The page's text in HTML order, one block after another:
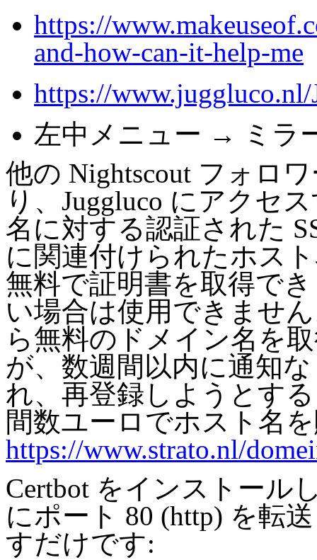
https://
and-how-can-it-help-me
https://
左中メニュー → ミ
他の Nightscout フォロ
り、Juggluco にアクセ
名に対する認証された
に関連付けられたホス
無料で証明書を取得で
い場合は使用できませ
ら無料のドメイン名を
が、数週間以内に通知
れ、再登録しようとす
間数ユーロでホスト名
https://www.strato.nl/
Certbot をインストール
にポート 80 (http) を転
すだけです: